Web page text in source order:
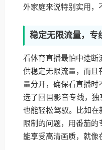
外家庭来说特别实用，
稳定无限流量，专
看体育直播最怕中途断
供稳定无限流量，而且
量分开，确保看直播时
选了回国影音专线，
也能轻松驾驭。比如在
限制的问题，用番茄
能享受高清画质，就像